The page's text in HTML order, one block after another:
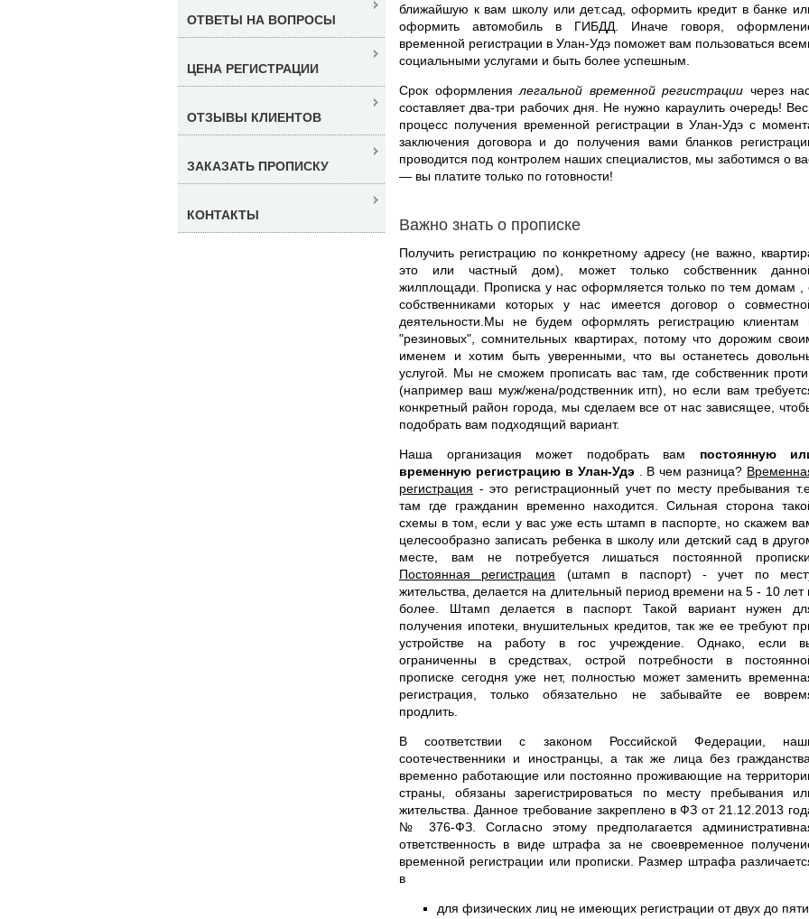
ближайшую к вам школу или дет.сад, оформить кредит в банке
оформить автомобиль в ГИБДД. Иначе говоря,
временной регистрации в Улан-Удэ поможет вам пользоваться
социальными услугами и быть более успешным.
Срок оформления легальной временной регистрации через
составляет два-три рабочих дня. Не нужно караулить очередь!
процесс получения временной регистрации в Улан-Удэ с
заключения договора и до получения вами бланков
проводится под контролем наших специалистов, мы заботимся о
— вы платите только по готовности!
Важно знать о прописке
Получить регистрацию по конкретному адресу (не важно,
это или частный дом), может только собственник
жилплощади. Прописка у нас оформляется только по тем домам ,
собственниками которых у нас имеется договор о
деятельности.Мы не будем оформлять регистрацию клиентам
"резиновых", сомнительных квартирах, потому что дорожим
именем и хотим быть уверенными, что вы останетесь
услугой. Мы не сможем прописать вас там, где собственник
(например ваш муж/жена/родственник итп), но если вам
конкретный район города, мы сделаем все от нас зависящее,
подобрать вам подходящий вариант.
Наша организация может подобрать вам постоянную
временную регистрацию в Улан-Удэ
. В чем разница?
регистрация - это регистрационный учет по месту пребывания
там где гражданин временно находится. Сильная сторона
схемы в том, если у вас уже есть штамп в паспорте, но скажем
целесообразно записать ребенка в школу или детский сад в
месте, вам не потребуется лишаться постоянной прописки.
Постоянная регистрация (штамп в паспорт) - учет по
жительства, делается на длительный период времени на 5 - 10 лет
более. Штамп делается в паспорт. Такой вариант нужен
получения ипотеки, внушительных кредитов, так же ее требуют
устройстве на работу в гос учреждение. Однако, если
ограниченны в средствах, острой потребности в
прописке сегодня уже нет, полностью может заменить
регистрация, только обязательно не забывайте ее
продлить.
В соответствии с законом Российской Федерации,
соотечественники и иностранцы, а так же лица без гражданства,
временно работающие или постоянно проживающие на
страны, обязаны зарегистрироваться по месту пребывания
жительства. Данное требование закреплено в ФЗ от 21.12.2013
№ 376-ФЗ. Согласно этому предполагается
ответственность в виде штрафа за не своевременное
временной регистрации или прописки. Размер штрафа
в
для физических лиц не имеющих регистрации от двух до пяти
ОТВЕТЫ НА ВОПРОСЫ
ЦЕНА РЕГИСТРАЦИИ
ОТЗЫВЫ КЛИЕНТОВ
ЗАКАЗАТЬ ПРОПИСКУ
КОНТАКТЫ